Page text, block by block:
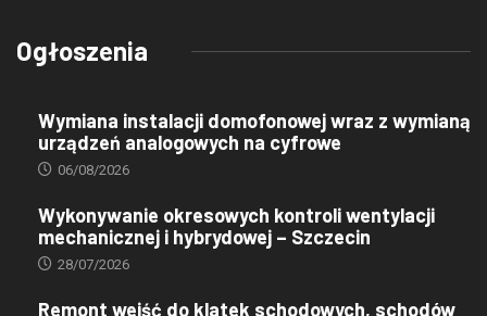
Ogłoszenia
Wymiana instalacji domofonowej wraz z wymianą
urządzeń analogowych na cyfrowe
06/08/2026
Wykonywanie okresowych kontroli wentylacji
mechanicznej i hybrydowej – Szczecin
28/07/2026
Remont wejść do klatek schodowych, schodów